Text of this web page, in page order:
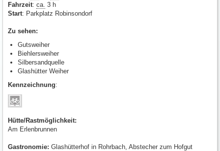
Fahrzeit: ca. 3 h
Start: Parkplatz Robinsondorf
Zu sehen:
Gutsweiher
Biehlersweiher
Silbersandquelle
Glashütter Weiher
Kennzeichnung:
Hütte/Rastmöglichkeit:
Am Erlenbrunnen
Gastronomie: Glashütterhof in Rohrbach, Abstecher zum Hofgut